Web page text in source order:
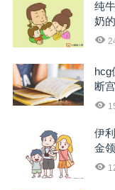
纯
奶
hcg
断
伊
金